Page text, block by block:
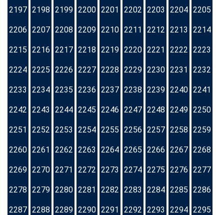
2197 2198 2199 2200 2201 2202 2203 2204 2205
2206 2207 2208 2209 2210 2211 2212 2213 2214
2215 2216 2217 2218 2219 2220 2221 2222 2223
2224 2225 2226 2227 2228 2229 2230 2231 2232
2233 2234 2235 2236 2237 2238 2239 2240 2241
2242 2243 2244 2245 2246 2247 2248 2249 2250
2251 2252 2253 2254 2255 2256 2257 2258 2259
2260 2261 2262 2263 2264 2265 2266 2267 2268
2269 2270 2271 2272 2273 2274 2275 2276 2277
2278 2279 2280 2281 2282 2283 2284 2285 2286
2287 2288 2289 2290 2291 2292 2293 2294 2295